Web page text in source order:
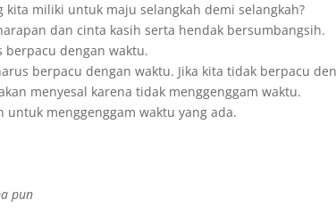
miliki untuk maju selangkah demi selangkah?
dan cinta kasih serta hendak bersumbangsih.
berpacu dengan waktu.
berpacu dengan waktu. Jika kita tidak berpacu
menyesal karena tidak menggenggam waktu.
menggenggam waktu yang ada.
pun